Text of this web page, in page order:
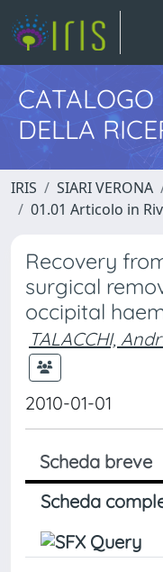
DELLA
IRIS SIARI VERONA
01.01 Articolo in
Recovery
surgical
occipital
TALACCHI,
2010-01-01
Scheda breve
Scheda